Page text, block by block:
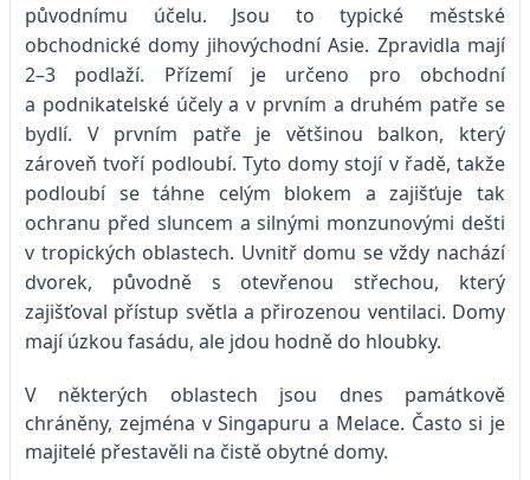
původnímu účelu. Jsou to typické městské
obchodnické domy jihovýchodní Asie. Zpravidla mají
2–3 podlaží. Přízemí je určeno pro obchodní
a podnikatelské účely a v prvním a druhém patře se
bydlí. V prvním patře je většinou balkon, který
zároveň tvoří podloubí. Tyto domy stojí v řadě, takže
podloubí se táhne celým blokem a zajišťuje tak
ochranu před sluncem a silnými monzunovými dešti
v tropických oblastech. Uvnitř domu se vždy nachází
dvorek, původně s otevřenou střechou, který
zajišťoval přístup světla a přirozenou ventilaci. Domy
mají úzkou fasádu, ale jdou hodně do hloubky.
V některých oblastech jsou dnes památkově
chráněny, zejména v Singapuru a Melace. Často si je
majitelé přestavěli na čistě obytné domy.